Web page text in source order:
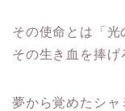
その使命とは「光
その生き血を捧げ
夢から覚めたシャ